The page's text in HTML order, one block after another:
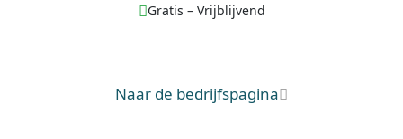
Gratis – Vrijblijvend
Naar de bedrijfspagina